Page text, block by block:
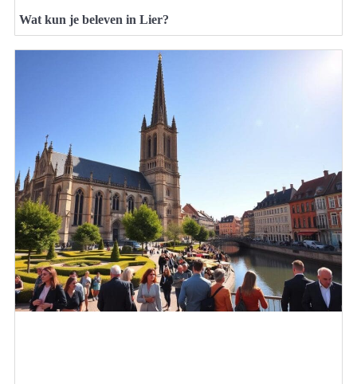
Wat kun je beleven in Lier?